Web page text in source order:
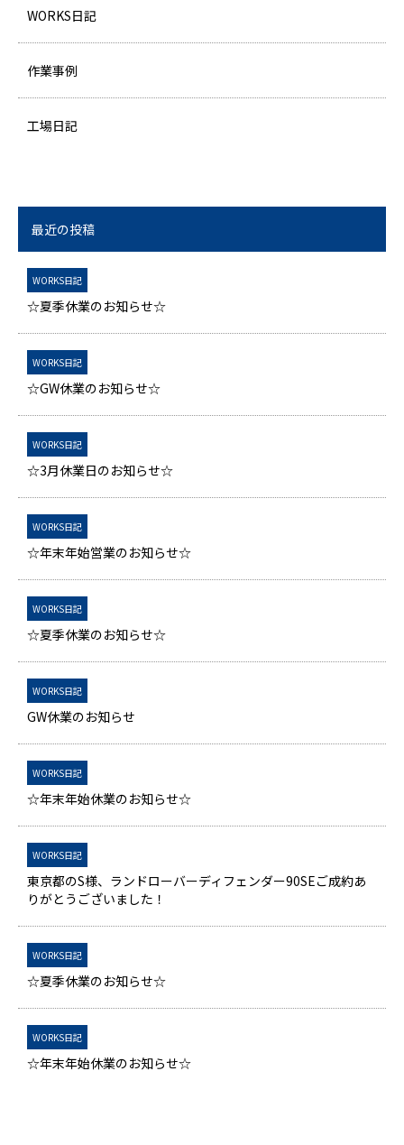
WORKS日記
作業事例
工場日記
最近の投稿
WORKS日記
☆夏季休業のお知らせ☆
WORKS日記
☆GW休業のお知らせ☆
WORKS日記
☆3月休業日のお知らせ☆
WORKS日記
☆年末年始営業のお知らせ☆
WORKS日記
☆夏季休業のお知らせ☆
WORKS日記
GW休業のお知らせ
WORKS日記
☆年末年始休業のお知らせ☆
WORKS日記
東京都のS様、ランドローバーディフェンダー90SEご成約あ
りがとうございました！
WORKS日記
☆夏季休業のお知らせ☆
WORKS日記
☆年末年始休業のお知らせ☆